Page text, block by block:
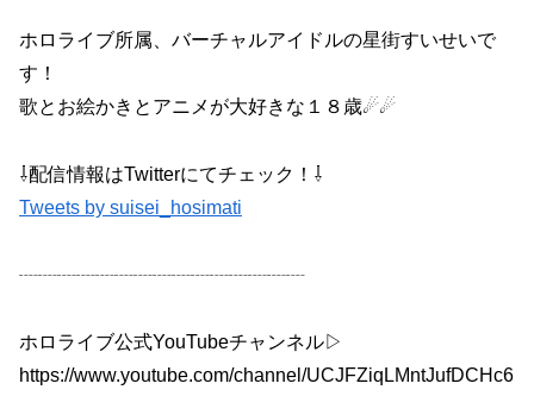
ホロライブ所属、バーチャルアイドルの星街すいせいで
す！
歌とお絵かきとアニメが大好きな１８歳☄☄
⇩配信情報はTwitterにてチェック！⇩
Tweets by suisei_hosimati
┈┈┈┈┈┈┈┈┈┈┈┈┈┈┈
ホロライブ公式YouTubeチャンネル▷
https://www.youtube.com/channel/UCJFZiqLMntJufDCHc6